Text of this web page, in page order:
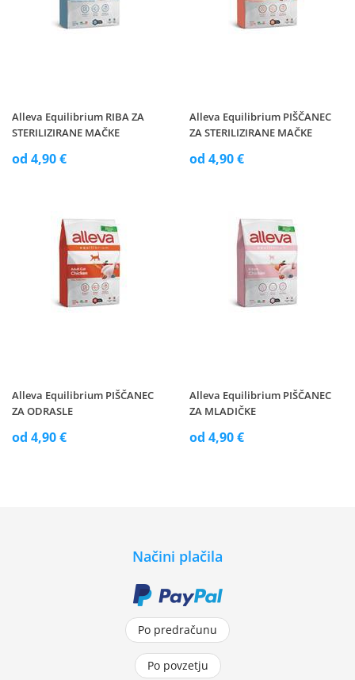
Alleva Equilibrium RIBA ZA
STERILIZIRANE MAČKE
od 4,90 €
Alleva Equilibrium PIŠČANEC
ZA STERILIZIRANE MAČKE
od 4,90 €
Alleva Equilibrium PIŠČANEC
ZA ODRASLE
od 4,90 €
Alleva Equilibrium PIŠČANEC
ZA MLADIČKE
od 4,90 €
Načini plačila
Po predračunu
Po povzetju